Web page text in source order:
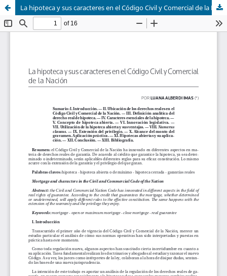
La hipoteca y sus caracteres en el Código Civil y Comercial de la Nación